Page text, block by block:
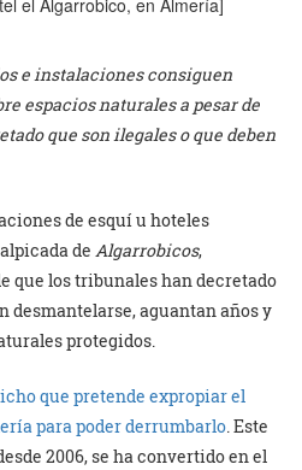
el Algarrobico, en Almería]
e instalaciones consiguen
espacios naturales a pesar de
que son ilegales o que deben
de esquí u hoteles
de Algarrobicos,
que los tribunales han decretado
desmantelarse, aguantan años y
protegidos.
que pretende expropiar el
para poder derrumbarlo. Este
2006, se ha convertido en el